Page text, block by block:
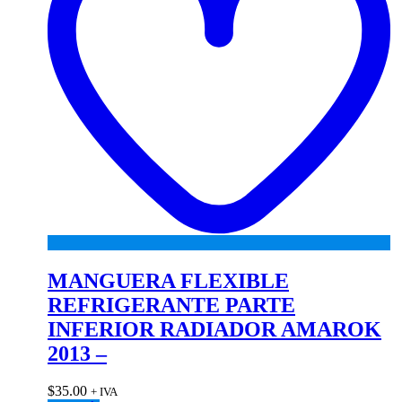
MANGUERA FLEXIBLE
REFRIGERANTE PARTE
INFERIOR RADIADOR AMAROK
2013 –
$35.00 + IVA